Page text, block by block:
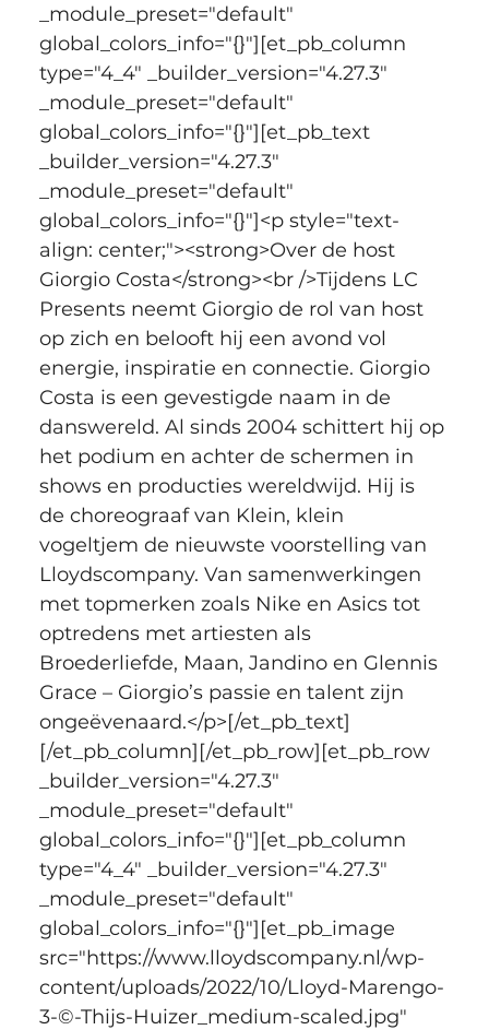
_module_preset="default"
global_colors_info="{}"][et_pb_column
type="4_4" _builder_version="4.27.3"
_module_preset="default"
global_colors_info="{}"][et_pb_text
_builder_version="4.27.3"
_module_preset="default"
global_colors_info="{}"]<p style="text-
align: center;"><strong>Over de host
Giorgio Costa</strong><br />Tijdens LC
Presents neemt Giorgio de rol van host
op zich en belooft hij een avond vol
energie, inspiratie en connectie. Giorgio
Costa is een gevestigde naam in de
danswereld. Al sinds 2004 schittert hij op
het podium en achter de schermen in
shows en producties wereldwijd. Hij is
de choreograaf van Klein, klein
vogeltjem de nieuwste voorstelling van
Lloydscompany. Van samenwerkingen
met topmerken zoals Nike en Asics tot
optredens met artiesten als
Broederliefde, Maan, Jandino en Glennis
Grace – Giorgio’s passie en talent zijn
ongeëvenaard.</p>[/et_pb_text]
[/et_pb_column][/et_pb_row][et_pb_row
_builder_version="4.27.3"
_module_preset="default"
global_colors_info="{}"][et_pb_column
type="4_4" _builder_version="4.27.3"
_module_preset="default"
global_colors_info="{}"][et_pb_image
src="https://www.lloydscompany.nl/wp-
content/uploads/2022/10/Lloyd-Marengo-
3-©-Thijs-Huizer_medium-scaled.jpg"